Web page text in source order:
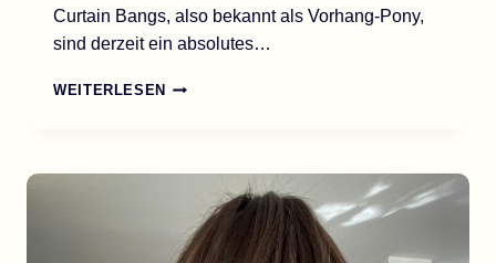
Curtain Bangs, also bekannt als Vorhang-Pony,
sind derzeit ein absolutes…
WEITERLESEN 42
FRISUREN
IHREN
LOOK